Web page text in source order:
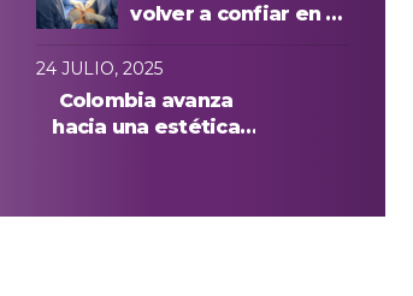
volver a confiar en su
internacional en
Medellín
24 JULIO, 2025
Colombia avanza
hacia una estética